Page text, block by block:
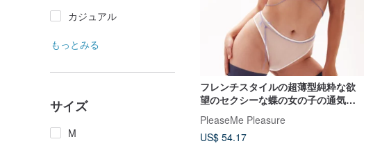
カジュアル
もっとみる
サイズ
M
フレンチスタイルの超薄型純粋な欲
望のセクシーな蝶の女の子の通気性
のあるブラジャーパンティセット
PleaseMe Pleasure
US$ 54.17